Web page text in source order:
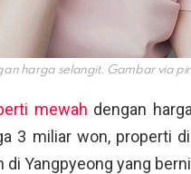
harga selangit. Gambar via
mewah dengan
3 miliar won, properti
Yangpyeong yang